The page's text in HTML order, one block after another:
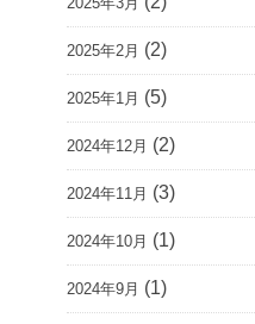
2025年2月 (2)
2025年1月 (5)
2024年12月 (2)
2024年11月 (3)
2024年10月 (1)
2024年9月 (1)